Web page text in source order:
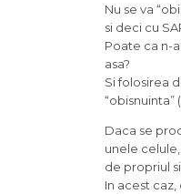
Nu se va
si deci cu
Poate ca n-
asa?
Si folosirea
Daca se
unele
de propriul
In acest